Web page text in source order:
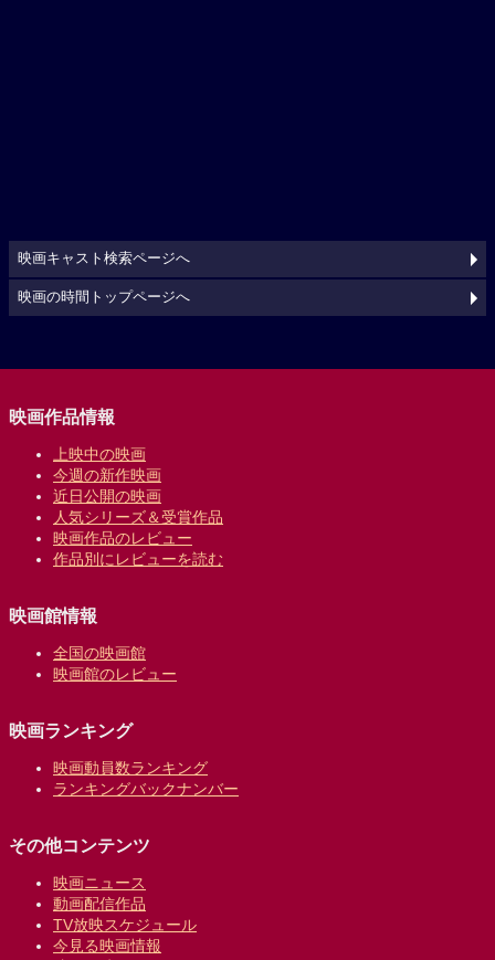
映画キャスト検索ページへ
映画の時間トップページへ
映画作品情報
上映中の映画
今週の新作映画
近日公開の映画
人気シリーズ＆受賞作品
映画作品のレビュー
作品別にレビューを読む
映画館情報
全国の映画館
映画館のレビュー
映画ランキング
映画動員数ランキング
ランキングバックナンバー
その他コンテンツ
映画ニュース
動画配信作品
TV放映スケジュール
今見る映画情報